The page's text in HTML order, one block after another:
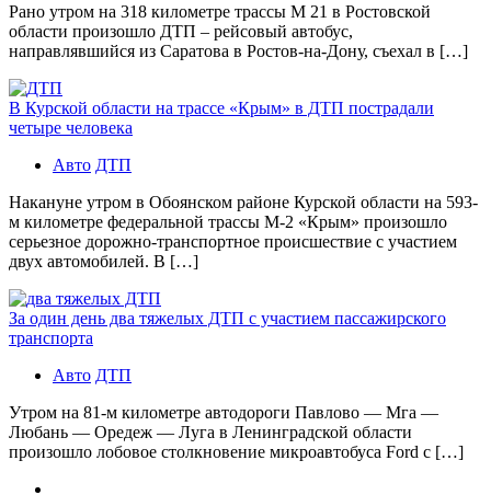
Рано утром на 318 километре трассы М 21 в Ростовской
области произошло ДТП – рейсовый автобус,
направлявшийся из Саратова в Ростов-на-Дону, съехал в […]
В Курской области на трассе «Крым» в ДТП пострадали
четыре человека
Авто ДТП
Накануне утром в Обоянском районе Курской области на 593-
м километре федеральной трассы М-2 «Крым» произошло
серьезное дорожно-транспортное происшествие с участием
двух автомобилей. В […]
За один день два тяжелых ДТП с участием пассажирского
транспорта
Авто ДТП
Утром на 81-м километре автодороги Павлово — Мга —
Любань — Оредеж — Луга в Ленинградской области
произошло лобовое столкновение микроавтобуса Ford с […]